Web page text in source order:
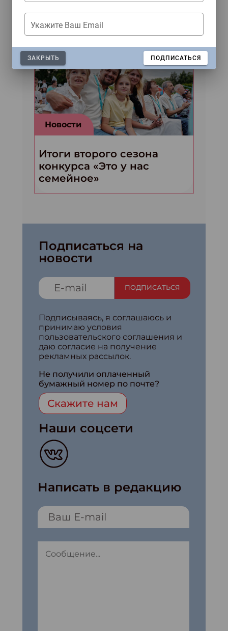
писателей из Москвы
Новости
Итоги второго сезона
конкурса «Это у нас
семейное»
Подписаться на
новости
ПОДПИСАТЬСЯ
Подписываясь, я соглашаюсь и
принимаю условия
пользовательского соглашения и
даю согласие на получение
рекламных рассылок.
Не получили оплаченный
бумажный номер по почте?
Скажите нам
Наши соцсети
Написать в редакцию
Укажите Ваш Email
ЗАКРЫТЬ ПОДПИСАТЬСЯ